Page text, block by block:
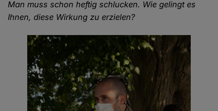
Man muss schon heftig schlucken. Wie gelingt es
Ihnen, diese Wirkung zu erzielen?